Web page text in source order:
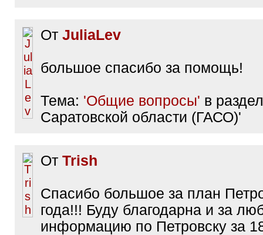
От JuliaLev
большое спасибо за помощь!
Тема: 'Общие вопросы' в
Саратовской области (ГАСО)'
От Trish
Спасибо большое за план
года!!! Буду благодарна и за
информацию по Петровску за